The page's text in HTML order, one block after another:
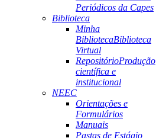
Periódicos da Capes
Biblioteca
Minha
BibliotecaBiblioteca
Virtual
RepositórioProdução
científica e
institucional
NEEC
Orientações e
Formulários
Manuais
Pastas de Estágio